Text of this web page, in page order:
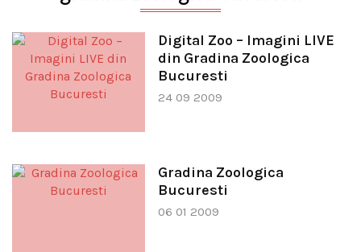
Digital Zoo – Imagini LIVE
din Gradina Zoologica
Bucuresti
24 09 2009
Gradina Zoologica
Bucuresti
06 01 2009